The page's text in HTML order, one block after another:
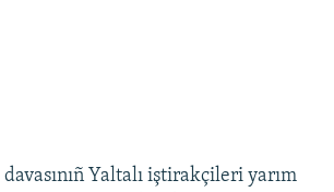
Yaltalı iştirakçileri yarım